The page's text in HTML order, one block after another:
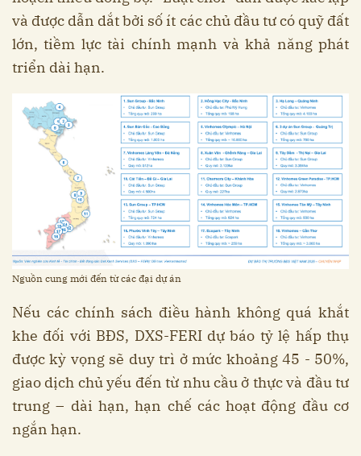
và được dẫn dắt bởi số ít các chủ đầu tư có quỹ đất
lớn, tiềm lực tài chính mạnh và khả năng phát
triển dài hạn.
Nguồn cung mới đến từ các đại dự án
Nếu các chính sách điều hành không quá khắt
khe đối với BĐS, DXS-FERI dự báo tỷ lệ hấp thụ
được kỳ vọng sẽ duy trì ở mức khoảng 45 - 50%,
giao dịch chủ yếu đến từ nhu cầu ở thực và đầu tư
trung – dài hạn, hạn chế các hoạt động đầu cơ
ngắn hạn.